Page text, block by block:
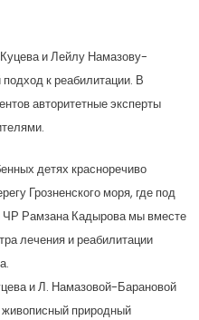
и Лейлу Намазову-
к реабилитации. В
авторитетные эксперты
детях красноречиво
Грозненского моря, где под
ЧР Рамзана Кадырова мы вместе
лечения и реабилитации
и Л. Намазовой-Барановой
природный